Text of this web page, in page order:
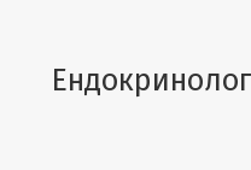
і маркери